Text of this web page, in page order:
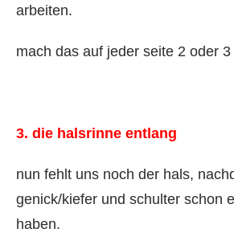
arbeiten.
mach das auf jeder seite 2 oder 3
3. die halsrinne entlang
nun fehlt uns noch der hals,
genick/kiefer und schulter schon
haben.